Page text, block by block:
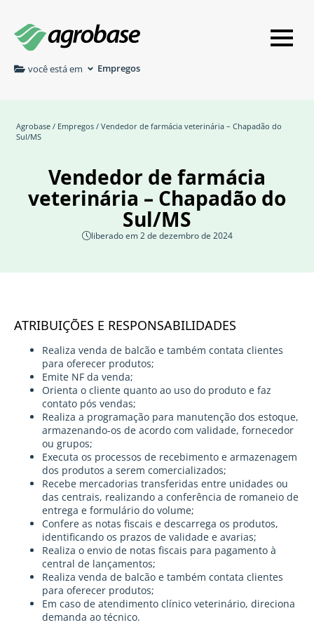
você está em Empregos
Agrobase / Empregos / Vendedor de farmácia veterinária – Chapadão do
Sul/MS
Vendedor de farmácia
veterinária – Chapadão do
Sul/MS
liberado em 2 de dezembro de 2024
ATRIBUIÇÕES E RESPONSABILIDADES
Realiza venda de balcão e também contata clientes
para oferecer produtos;
Emite NF da venda;
Orienta o cliente quanto ao uso do produto e faz
contato pós vendas;
Realiza a programação para manutenção dos estoque,
armazenando-os de acordo com validade, fornecedor
ou grupos;
Executa os processos de recebimento e armazenagem
dos produtos a serem comercializados;
Recebe mercadorias transferidas entre unidades ou
das centrais, realizando a conferência de romaneio de
entrega e formulário do volume;
Confere as notas fiscais e descarrega os produtos,
identificando os prazos de validade e avarias;
Realiza o envio de notas fiscais para pagamento à
central de lançamentos;
Realiza venda de balcão e também contata clientes
para oferecer produtos;
Em caso de atendimento clínico veterinário, direciona
demanda ao técnico.